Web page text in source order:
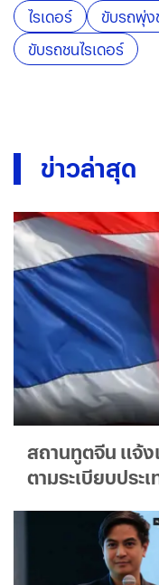
ไรเดอร์ ขับรถพุ่ง
ขับรถชนไรเดอร์
ข่าวล่าสุด
สถานทูตจีน แจ้ง
ตามระเบียบประ